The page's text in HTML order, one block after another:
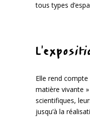
tous types
Elle rend
matière vivante
scientifiques,
jusqu’à la